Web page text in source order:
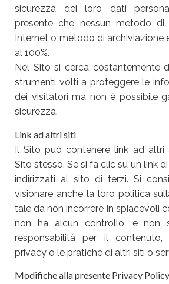
sicurezza dei loro dati
presente che nessun metodo di
Internet o metodo di archiviazione
al 100%.
Nel Sito si cerca costantemente
strumenti volti a proteggere le
dei visitatori ma non è possibile
sicurezza.
Link ad altri siti
Il Sito può contenere link ad altri
Sito stesso. Se si fa clic su un link
indirizzati al sito di terzi. Si
visionare anche la loro politica
tale da non incorrere in spiacevoli
non ha alcun controllo, e non
responsabilità per il
privacy o le pratiche di altri siti o
Modifiche alla presente Privacy Policy